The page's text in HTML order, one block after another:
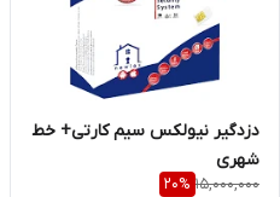
دزدگیر نیولکس سیم کارتی+ خط
شهری
15,000,000
20%